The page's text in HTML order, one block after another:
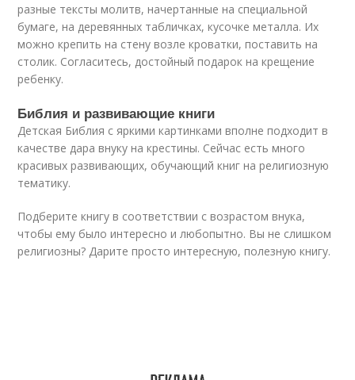
разные тексты молитв, начертанные на специальной
бумаге, на деревянных табличках, кусочке металла. Их
можно крепить на стену возле кроватки, поставить на
столик. Согласитесь, достойный подарок на крещение
ребенку.
Библия и развивающие книги
Детская Библия с яркими картинками вполне подходит в
качестве дара внуку на крестины. Сейчас есть много
красивых развивающих, обучающий книг на религиозную
тематику.
Подберите книгу в соответствии с возрастом внука,
чтобы ему было интересно и любопытно. Вы не слишком
религиозны? Дарите просто интересную, полезную книгу.